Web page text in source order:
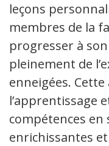
leçons
membres de la
progresser à
pleinement de
enneigées.
l’apprentissage
compétences en
enrichissantes